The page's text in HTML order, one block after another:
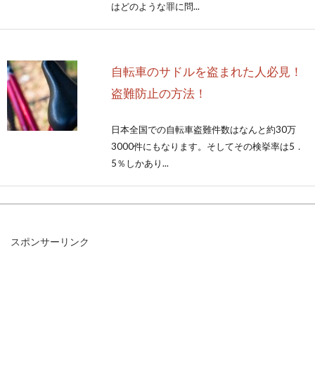
はどのような罪に問...
自転車のサドルを盗まれた人必見！
盗難防止の方法！
日本全国での自転車盗難件数はなんと約30万
3000件にもなります。そしてその検挙率は5．
5％しかあり...
スポンサーリンク